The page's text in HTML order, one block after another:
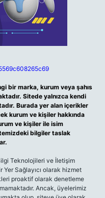
bir marka, kurum veya şahıs
Sitede yalnızca kendi
Burada yer alan içerikler
kurum ve kişiler hakkında
ve kişiler ile isim
bilgiler taslak
Teknolojileri ve İletişim
Yer Sağlayıcı olarak hizmet
proaktif olarak denetleme
Ancak, üyelerimiz